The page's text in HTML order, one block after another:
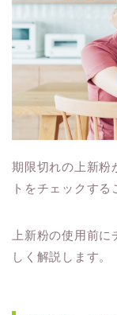
期限切れの上新粉
トをチェックする
上新粉の使用前
しく解説します。